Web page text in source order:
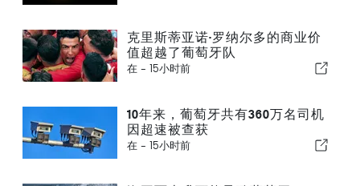
克里斯蒂亚诺·罗纳尔多的商业价
值超越了葡萄牙队
在 - 15小时前
10年来，葡萄牙共有360万名司机
因超速被查获
在 - 15小时前